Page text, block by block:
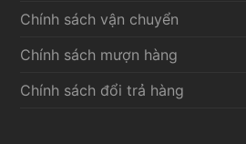
Chính sách vận chuyển
Chính sách mượn hàng
Chính sách đổi trả hàng